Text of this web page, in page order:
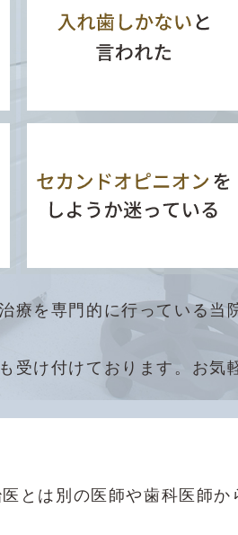
療を専門的に行っている当
け付けております。お気
とは別の医師や歯科医師か